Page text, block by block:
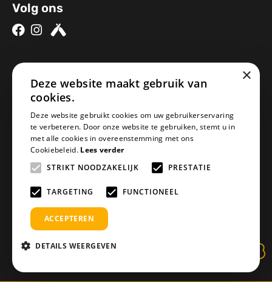
Volg ons
Over ons
Brouwerijen
Onze bieren
Onze bierpakketten
Biercheque inleveren
Adventskalender
Blogs
5076SV Haaren
Nederland
info@geheimbiertje.nl
KVK: 76419304
×
Deze website maakt gebruik van
cookies.
Deze website gebruikt cookies om uw gebruikerservaring
te verbeteren. Door onze website te gebruiken, stemt u in
met alle cookies in overeenstemming met ons
Cookiebeleid. Lees verder
STRIKT NOODZAKELIJK
PRESTATIE
TARGETING FUNCTIONEEL
ACCEPTEREN
DETAILS WEERGEVEN